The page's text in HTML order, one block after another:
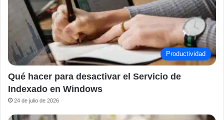
Productividad
Qué hacer para desactivar el Servicio de
Indexado en Windows
24 de julio de 2026